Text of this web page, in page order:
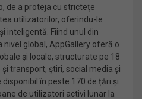
de a proteja cu strictețe
utilizatorilor, oferindu-le
inteligentă. Fiind unul din
global, AppGallery oferă o
și locale, structurate pe 18
transport, știri, social media și
în peste 170 de țări și
de utilizatori activi lunar la